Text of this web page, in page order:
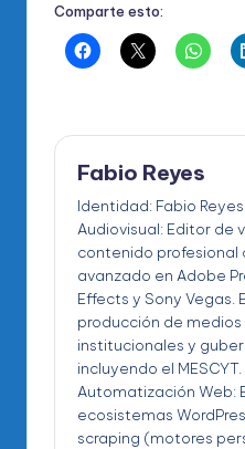
Comparte esto:
Fabio Reyes
Identidad: Fabio
Audiovisual: Editor de
contenido profesional
avanzado en Adobe
Effects y Sony Vegas.
producción de
institucionales y
incluyendo el
Automatización Web:
ecosistemas
scraping (motores